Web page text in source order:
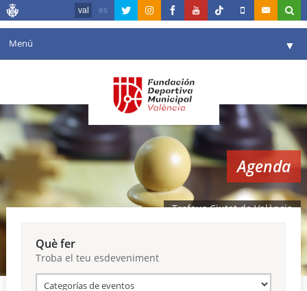
val es
Menú ▼
Agenda
Instal·lacions ▼
Comunicació ▼
València en esport ▼
Reserves
Agenda
Trofeus Ciutat de València
Què fer
Troba el teu esdeveniment